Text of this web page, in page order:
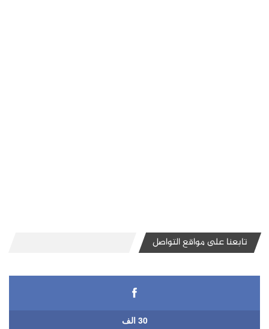
تابعنا على مواقع التواصل
30 الف